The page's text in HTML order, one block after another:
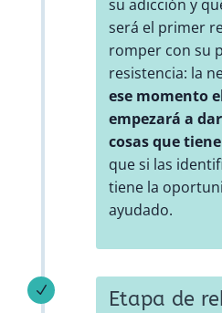
su adicción y
será el primer
romper con su
resistencia: la
ese momento
empezará a
cosas que
que si las
tiene la
ayudado.
N Etapa de